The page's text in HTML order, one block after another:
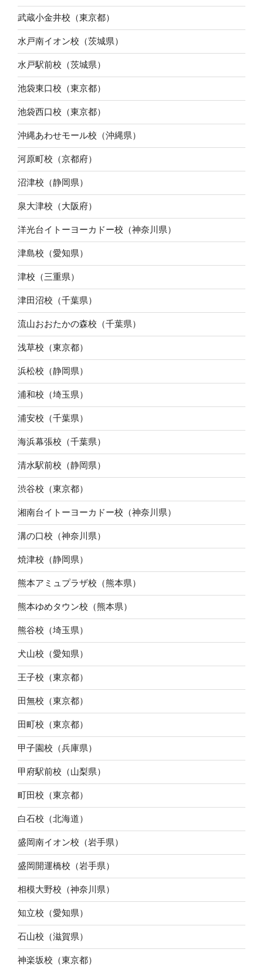
武蔵小金井校（東京都）
水戸南イオン校（茨城県）
水戸駅前校（茨城県）
池袋東口校（東京都）
池袋西口校（東京都）
沖縄あわせモール校（沖縄県）
河原町校（京都府）
沼津校（静岡県）
泉大津校（大阪府）
洋光台イトーヨーカドー校（神奈川県）
津島校（愛知県）
津校（三重県）
津田沼校（千葉県）
流山おおたかの森校（千葉県）
浅草校（東京都）
浜松校（静岡県）
浦和校（埼玉県）
浦安校（千葉県）
海浜幕張校（千葉県）
清水駅前校（静岡県）
渋谷校（東京都）
湘南台イトーヨーカドー校（神奈川県）
溝の口校（神奈川県）
焼津校（静岡県）
熊本アミュプラザ校（熊本県）
熊本ゆめタウン校（熊本県）
熊谷校（埼玉県）
犬山校（愛知県）
王子校（東京都）
田無校（東京都）
田町校（東京都）
甲子園校（兵庫県）
甲府駅前校（山梨県）
町田校（東京都）
白石校（北海道）
盛岡南イオン校（岩手県）
盛岡開運橋校（岩手県）
相模大野校（神奈川県）
知立校（愛知県）
石山校（滋賀県）
神楽坂校（東京都）